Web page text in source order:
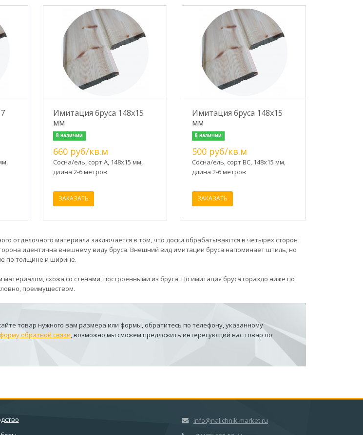
Имитация бруса 148х15
мм
В наличии
660 руб/кв.м
Сосна/ель, сорт А, 148х15 мм,
длина 2-6 метров
ЗАКАЗАТЬ
Имитация бруса 148х15
мм
В наличии
500 руб/кв.м
Сосна/ель, сорт ВС, 148х15 мм,
длина 2-6 метров
ЗАКАЗАТЬ
отделочного материала заключается в том, что доски обрабатываются в четырех сторон
идентична внешнему виду бруса. Внешний вид имитации бруса напоминает штиль, но
по толщине и ширине.
материалом, схожа со стенами, построенными из бруса. Но имитация бруса гораздо ниже по
преимуществом.
товар нужного вам размера или формы, обратитесь по телефону, указанному
форму обратной связи, возможно мы сможем предложить интересующий вас товар по
info@nalichnik-market.ru